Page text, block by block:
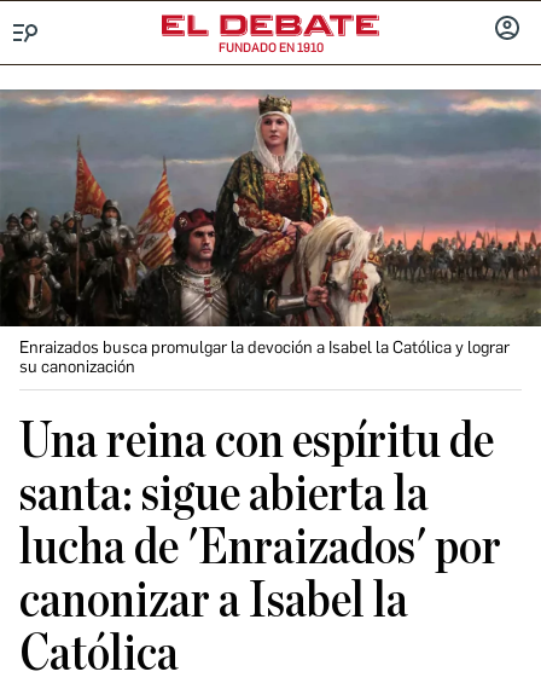
FUNDADO EN 1910
Enraizados busca promulgar la devoción a Isabel la Católica y lograr
su canonización
Una reina con espíritu de
santa: sigue abierta la
lucha de 'Enraizados' por
canonizar a Isabel la
Católica